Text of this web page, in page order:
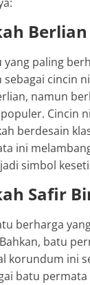
yang paling
cincin
namun
Cincin
berdesain
ini
simbol
Safir
berharga
batu
korundum ini
batu permata